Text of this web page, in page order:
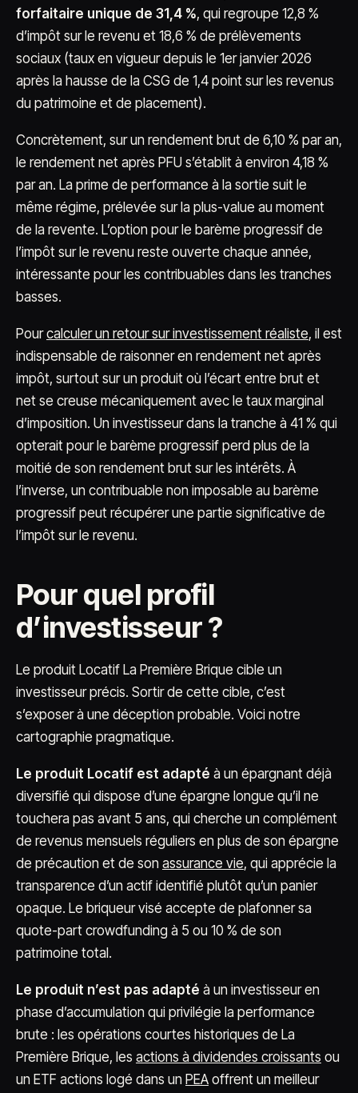
forfaitaire unique de 31,4 %, qui regroupe 12,8 %
d’impôt sur le revenu et 18,6 % de prélèvements
sociaux (taux en vigueur depuis le 1er janvier 2026
après la hausse de la CSG de 1,4 point sur les revenus
du patrimoine et de placement).
Concrètement, sur un rendement brut de 6,10 % par an,
le rendement net après PFU s’établit à environ 4,18 %
par an. La prime de performance à la sortie suit le
même régime, prélevée sur la plus-value au moment
de la revente. L’option pour le barème progressif de
l’impôt sur le revenu reste ouverte chaque année,
intéressante pour les contribuables dans les tranches
basses.
Pourcalculer un retour sur investissement réaliste, il est
indispensable de raisonner en rendement net après
impôt, surtout sur un produit où l’écart entre brut et
net se creuse mécaniquement avec le taux marginal
d’imposition. Un investisseur dans la tranche à 41 % qui
opterait pour le barème progressif perd plus de la
moitié de son rendement brut sur les intérêts. À
l’inverse, un contribuable non imposable au barème
progressif peut récupérer une partie significative de
l’impôt sur le revenu.
Pour quel profil
d’investisseur ?
Le produit Locatif La Première Brique cible un
investisseur précis. Sortir de cette cible, c’est
s’exposer à une déception probable. Voici notre
cartographie pragmatique.
Le produit Locatif est adapté à un épargnant déjà
diversifié qui dispose d’une épargne longue qu’il ne
touchera pas avant 5 ans, qui cherche un complément
de revenus mensuels réguliers en plus de son épargne
de précaution et de son assurance vie, qui apprécie la
transparence d’un actif identifié plutôt qu’un panier
opaque. Le briqueur visé accepte de plafonner sa
quote-part crowdfunding à 5 ou 10 % de son
patrimoine total.
Le produit n’est pas adapté à un investisseur en
phase d’accumulation qui privilégie la performance
brute : les opérations courtes historiques de La
Première Brique, les actions à dividendes croissants ou
un ETF actions logé dans un PEA offrent un meilleur